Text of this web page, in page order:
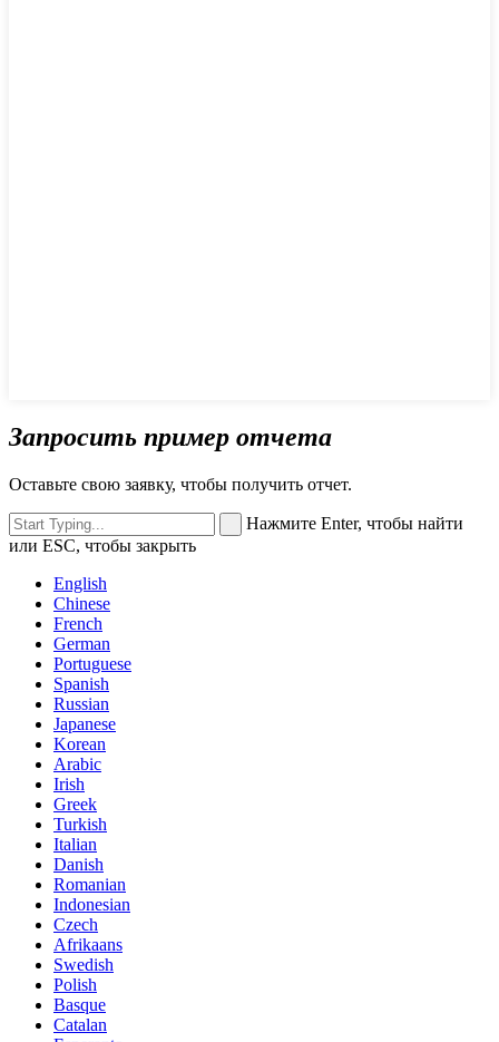
Запросить пример отчета
Оставьте свою заявку, чтобы получить отчет.
Нажмите Enter, чтобы найти
или ESC, чтобы закрыть
English
Chinese
French
German
Portuguese
Spanish
Russian
Japanese
Korean
Arabic
Irish
Greek
Turkish
Italian
Danish
Romanian
Indonesian
Czech
Afrikaans
Swedish
Polish
Basque
Catalan